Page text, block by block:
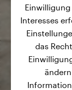
Interesses
das